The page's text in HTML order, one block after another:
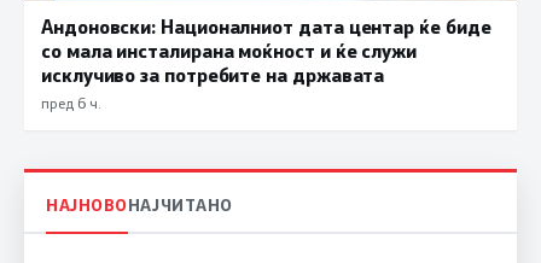
Андоновски: Националниот дата центар ќе биде
со мала инсталирана моќност и ќе служи
исклучиво за потребите на државата
пред 6 ч.
НАЈНОВОНАЈЧИТАНО